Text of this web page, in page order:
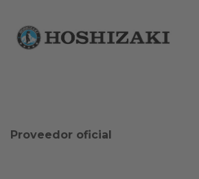
Proveedor oficial